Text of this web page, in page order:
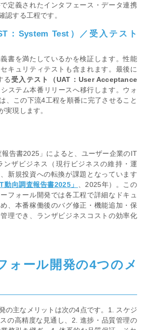
定義されたインタフェース・データ連携
認する工程です。
：System Test）／受入テスト
書を満たしているかを検証します。性能
キュリティテストも含まれます。最後に
る受入テスト（UAT：User Acceptance
ステム本番リリースへ移行します。ウォ
、この下流4工程を順番に完了させること
実現します。
告書2025」によると、ユーザー企業のIT
ンザビジネス（現行ビジネスの維持・運
新規投資への転換が課題となっています
動向調査報告書2025」
、2025年）。この
フォール開発では各工程で詳細なドキュ
、本番稼働後のバグ修正・機能追加・保
理でき、ランザビジネスコストの効率化
ォール開発の4つのメ
の主なメリットは次の4点です。1. スケジ
の高精度な見通し、2. 進捗・品質管理の